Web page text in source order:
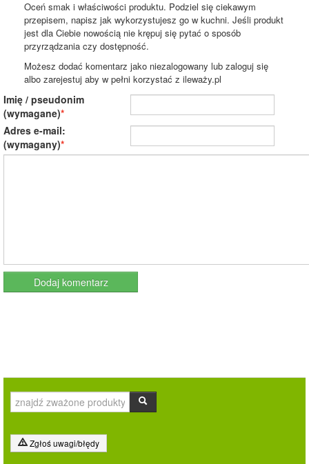
Oceń smak i właściwości produktu. Podziel się ciekawym
przepisem, napisz jak wykorzystujesz go w kuchni. Jeśli produkt
jest dla Ciebie nowością nie krępuj się pytać o sposób
przyrządzania czy dostępność.
Możesz dodać komentarz jako niezalogowany lub zaloguj się
albo zarejestuj aby w pełni korzystać z ileważy.pl
Imię / pseudonim
(wymagane)
Adres e-mail:
(wymagany)
Zgłoś uwagi/błędy